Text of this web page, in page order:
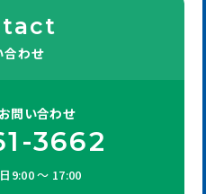
合わせ
お問い合わせ
3662
9:00 ～ 17:00